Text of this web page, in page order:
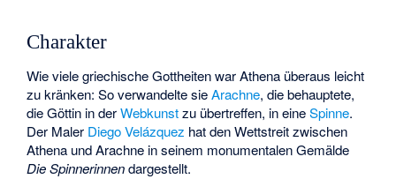
Charakter
Wie viele griechische Gottheiten war Athena überaus leicht
zu kränken: So verwandelte sieArachne, die behauptete,
die Göttin in derWebkunstzu übertreffen, in eineSpinne.
Der Maler Diego Velázquez hat den Wettstreit zwischen
Athena und Arachne in seinem monumentalen Gemälde
Die Spinnerinnendargestellt.